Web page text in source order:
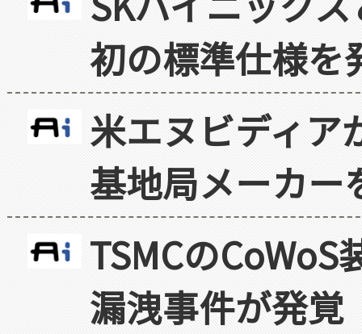
初の標準仕様を
米エヌビディア
基地局メーカー
TSMCの
漏洩事件が発覚